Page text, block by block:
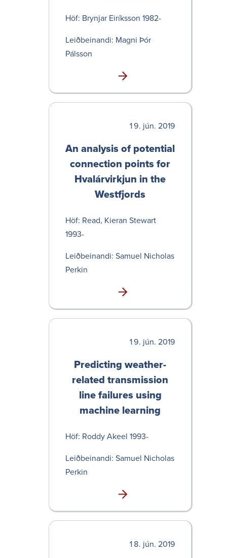
Höf: Brynjar Eiríksson 1982-
Leið­bein­andi: Magni Þór
Pálsson
jún. 2019
An analysis of potential
conn­ection points for
Hvalár­virkjun in the
West­fjords
Höf: Read, Kieran Stewart
1993-
Leið­bein­andi: Samuel Nicholas
Perkin
jún. 2019
Predicting weather-
related transmission
line failures using
machine learning
Höf: Roddy Akeel 1993-
Leið­bein­andi: Samuel Nicholas
Perkin
jún. 2019